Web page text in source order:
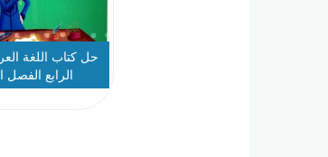
حل كتاب اللغة
الرابع الفصل